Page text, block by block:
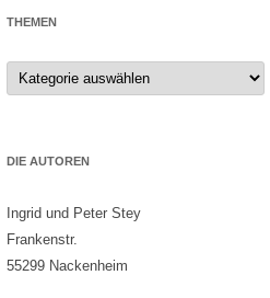
THEMEN
Themen
DIE AUTOREN
Ingrid und Peter Stey
Frankenstr.
55299 Nackenheim